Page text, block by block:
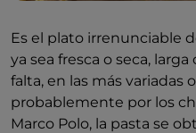
Es el plato irrenunciable
ya sea fresca o seca, larga
falta, en las más variadas
probablemente por los
Marco Polo, la pasta se